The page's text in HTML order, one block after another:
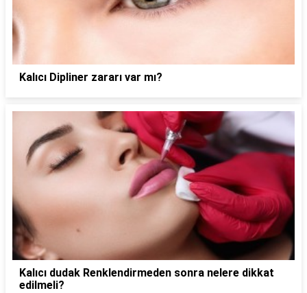
Kalıcı Dipliner zararı var mı?
Kalıcı dudak Renklendirmeden sonra nelere dikkat
edilmeli?